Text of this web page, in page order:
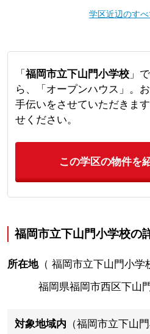
学区近辺のす
「福岡市立下山門小学校」
ら、「オープンハウス」。
手伝いをさせていただきま
せください。
この学区の物件を
福岡市立下山門小学校の
所在地（ 福岡市立下山門小学
福岡県福岡市西区下山
対象地域内 （福岡市立下山